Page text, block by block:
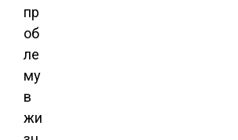
пр
об
ле
му
в
жи